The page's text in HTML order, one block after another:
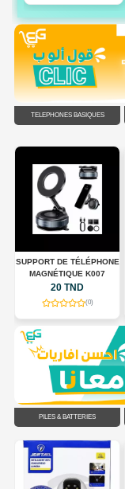
TÉLÉPHONES BASIQUES
SUPPORT DE TÉLÉPHONE
MAGNÉTIQUE K007
20 TND
(0)
PILES & BATTERIES